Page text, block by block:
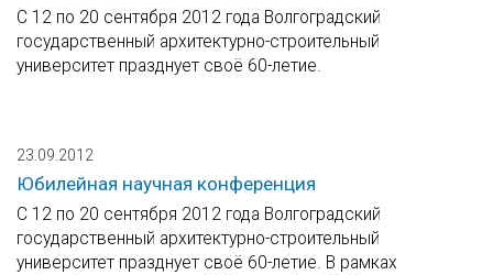
С 12 по 20 сентября 2012 года Волгоградский
государственный архитектурно-строительный
университет празднует своё 60-летие.
23.09.2012
Юбилейная научная конференция
С 12 по 20 сентября 2012 года Волгоградский
государственный архитектурно-строительный
университет празднует своё 60-летие. В рамках